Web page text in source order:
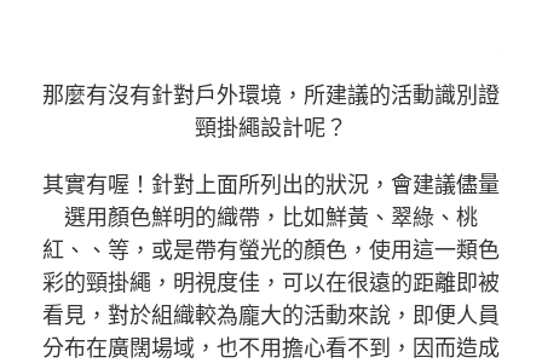
那麼有沒有針對戶外環境，所建議的活動識別證
頸掛繩設計呢？
其實有喔！針對上面所列出的狀況，會建議儘量
選用顏色鮮明的織帶，比如鮮黃、翠綠、桃
紅、、等，或是帶有螢光的顏色，使用這一類色
彩的頸掛繩，明視度佳，可以在很遠的距離即被
看見，對於組織較為龐大的活動來說，即便人員
分布在廣闊場域，也不用擔心看不到，因而造成